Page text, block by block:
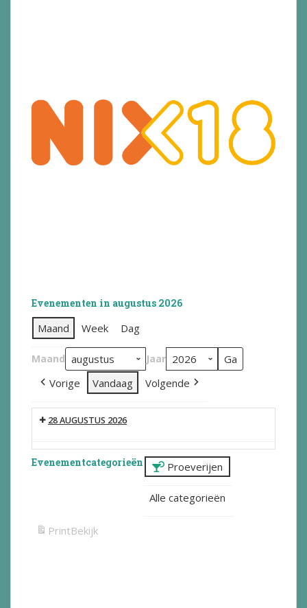
Evenementen in augustus 2026
Maand Week Dag
Maand Jaar
Vorige Vandaag Volgende
28 AUGUSTUS 2026
Evenementcategorieën Proeverijen
Alle categorieën
PrintBekijk